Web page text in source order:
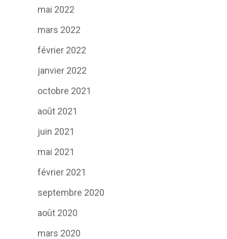
mai 2022
mars 2022
février 2022
janvier 2022
octobre 2021
août 2021
juin 2021
mai 2021
février 2021
septembre 2020
août 2020
mars 2020